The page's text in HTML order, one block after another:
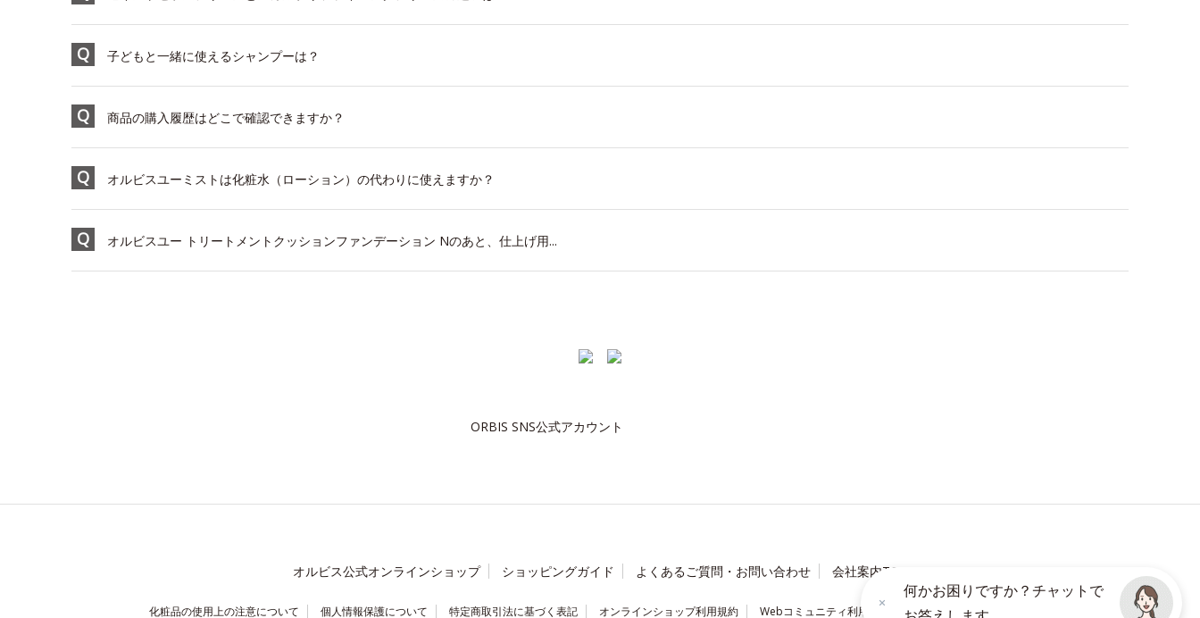
子どもと一緒に使えるシャンプーは？
商品の購入履歴はどこで確認できますか？
オルビスユーミストは化粧水（ローション）の代わりに使えますか？
オルビスユー トリートメントクッションファンデーション Nのあと、仕上げ用...
ORBIS SNS公式アカウント
オルビス公式オンラインショップ ショッピングガイド よくあるご質問・お問い合わせ 会社案内TOP
化粧品の使用上の注意について 個人情報保護について 特定商取引法に基づく表記 オンラインショップ利用規約 Webコミュニティ利用規約 ソーシャルメディアポリシー
何かお困りですか？チャットで